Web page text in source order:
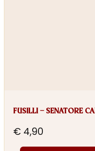
FUSILLI – SENATORE
€ 4,90